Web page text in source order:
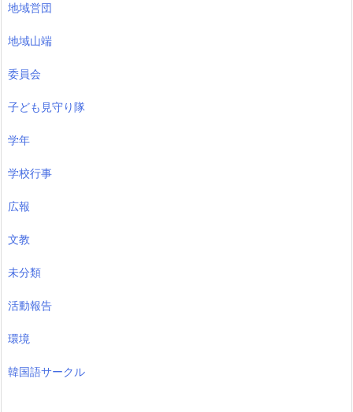
地域営団
地域山端
委員会
子ども見守り隊
学年
学校行事
広報
文教
未分類
活動報告
環境
韓国語サークル